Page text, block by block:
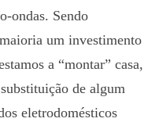
ondas. Sendo
um investimento
a “montar” casa,
de algum
eletrodomésticos